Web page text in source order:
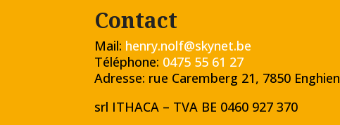
Contact
Mail: henry.nolf@skynet.be
Téléphone: 0475 55 61 27
Adresse: rue Caremberg 21, 7850 Enghien
srl ITHACA – TVA BE 0460 927 370